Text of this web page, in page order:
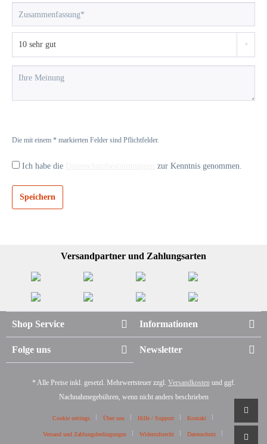
Die mit einem * markierten Felder sind Pflichtfelder.
Ich habe die zur Kenntnis genommen.
Speichern
Versandpartner und Zahlungsarten
Shop Service Informationen
Folge uns Newsletter
* Alle Preise inkl. gesetzl. Mehrwertsteuer zzgl. Versandkostenund ggf.
Nachnahmegebühren, wenn nicht anders beschrieben
Cookie settings Über uns Hilfe / Support Kontakt
Versand und Zahlungsbedingungen Widerrufsrecht Datenschutz